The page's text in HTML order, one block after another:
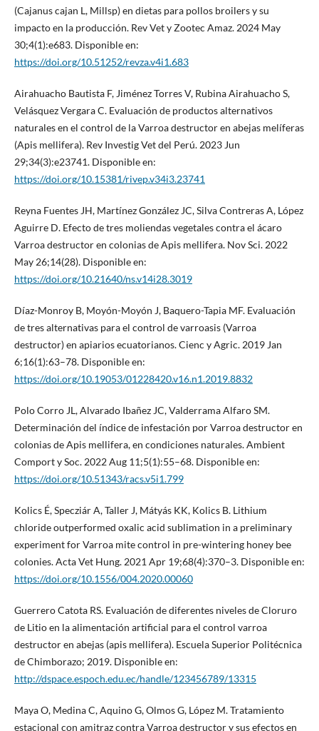
(Cajanus cajan L, Millsp) en dietas para pollos broilers y su
impacto en la producción. Rev Vet y Zootec Amaz. 2024 May
30;4(1):e683. Disponible en:
https://doi.org/10.51252/revza.v4i1.683
Airahuacho Bautista F, Jiménez Torres V, Rubina Airahuacho S,
Velásquez Vergara C. Evaluación de productos alternativos
naturales en el control de la Varroa destructor en abejas melíferas
(Apis mellifera). Rev Investig Vet del Perú. 2023 Jun
29;34(3):e23741. Disponible en:
https://doi.org/10.15381/rivep.v34i3.23741
Reyna Fuentes JH, Martínez González JC, Silva Contreras A, López
Aguirre D. Efecto de tres moliendas vegetales contra el ácaro
Varroa destructor en colonias de Apis mellifera. Nov Sci. 2022
May 26;14(28). Disponible en:
https://doi.org/10.21640/ns.v14i28.3019
Díaz-Monroy B, Moyón-Moyón J, Baquero-Tapia MF. Evaluación
de tres alternativas para el control de varroasis (Varroa
destructor) en apiarios ecuatorianos. Cienc y Agric. 2019 Jan
6;16(1):63–78. Disponible en:
https://doi.org/10.19053/01228420.v16.n1.2019.8832
Polo Corro JL, Alvarado Ibañez JC, Valderrama Alfaro SM.
Determinación del índice de infestación por Varroa destructor en
colonias de Apis mellifera, en condiciones naturales. Ambient
Comport y Soc. 2022 Aug 11;5(1):55–68. Disponible en:
https://doi.org/10.51343/racs.v5i1.799
Kolics É, Specziár A, Taller J, Mátyás KK, Kolics B. Lithium
chloride outperformed oxalic acid sublimation in a preliminary
experiment for Varroa mite control in pre-wintering honey bee
colonies. Acta Vet Hung. 2021 Apr 19;68(4):370–3. Disponible en:
https://doi.org/10.1556/004.2020.00060
Guerrero Catota RS. Evaluación de diferentes niveles de Cloruro
de Litio en la alimentación artificial para el control varroa
destructor en abejas (apis mellifera). Escuela Superior Politécnica
de Chimborazo; 2019. Disponible en:
http://dspace.espoch.edu.ec/handle/123456789/13315
Maya O, Medina C, Aquino G, Olmos G, López M. Tratamiento
estacional con amitraz contra Varroa destructor y sus efectos en